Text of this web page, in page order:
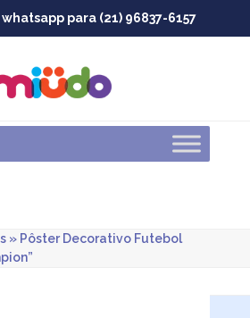
para (21) 96837-6157
» Pôster Decorativo Futebol